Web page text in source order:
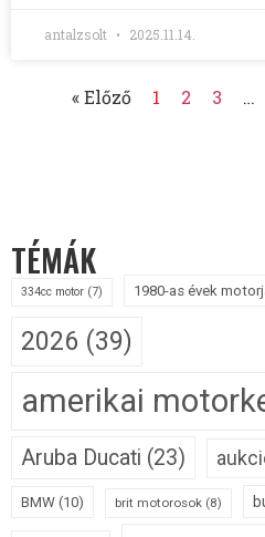
antalzsolt 2025.11.14.
« Előző 1 2 3 …
TÉMÁK
334cc motor (7) 1980-as évek
2026 (39)
amerikai
Aruba Ducati (23)
BMW (10) brit motorosok (8)